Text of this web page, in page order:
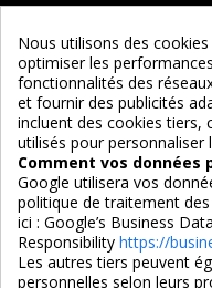
Nous utilisons des
optimiser les
fonctionnalités des
et fournir des publicités
incluent des cookies tiers,
utilisés pour personnaliser
Comment vos
Google utilisera vos
politique de traitement
ici : Google’s Business Data
Responsibility https://
Les autres tiers peuvent
personnelles selon leurs